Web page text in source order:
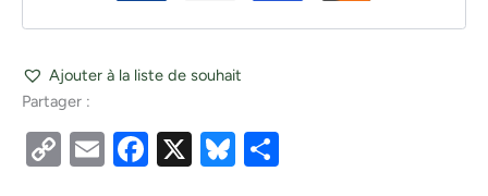
Ajouter à la liste de souhait
Partager :
CopyEmailFacebook
X Bluesky